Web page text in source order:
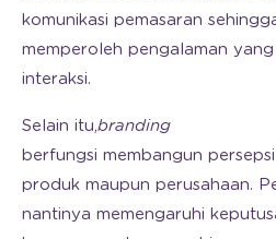
komunikasi pemasaran
memperoleh pengalaman
interaksi.
Selain itu,branding
berfungsi membangun
produk maupun perusahaan.
nantinya memengaruhi